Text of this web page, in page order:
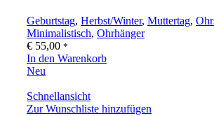
Geburtstag, Herbst/Winter, Muttertag,
Minimalistisch, Ohrhänger
€ 55,00 *
In den Warenkorb
Neu
Schnellansicht
Zur Wunschliste hinzufügen